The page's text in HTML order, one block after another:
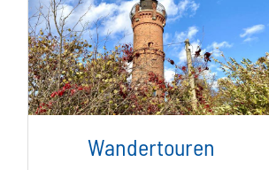
Wandertouren